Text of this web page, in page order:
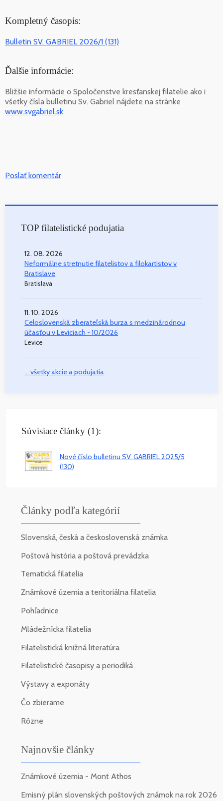
Kompletný časopis:
Bulletin SV. GABRIEL 2026/1 (131)
Ďalšie informácie:
Bližšie informácie o Spoločenstve kresťanskej filatelie ako i
všetky čísla bulletinu Sv. Gabriel nájdete na stránke
www.svgabriel.sk.
Poslať komentár
TOP filatelistické podujatia
12. 08. 2026
Neformálne stretnutie filatelistov a filokartistov v
Bratislave
Bratislava
11. 10. 2026
Celoslovenská zberateľská burza s medzinárodnou
účasťou v Leviciach - 10/2026
Levice
... všetky akcie a podujatia
Súvisiace články (1):
Nové číslo bulletinu SV. GABRIEL 2025/5
(130)
Články podľa kategórií
Slovenská, česká a československá známka
Poštová história a poštová prevádzka
Tematická filatelia
Známkové územia a teritoriálna filatelia
Pohľadnice
Mládežnícka filatelia
Filatelistická knižná literatúra
Filatelistické časopisy a periodiká
Výstavy a exponáty
Čo zbierame
Rôzne
Najnovšie články
Známkové územia - Mont Athos
Emisný plán slovenských poštových známok na rok 2026